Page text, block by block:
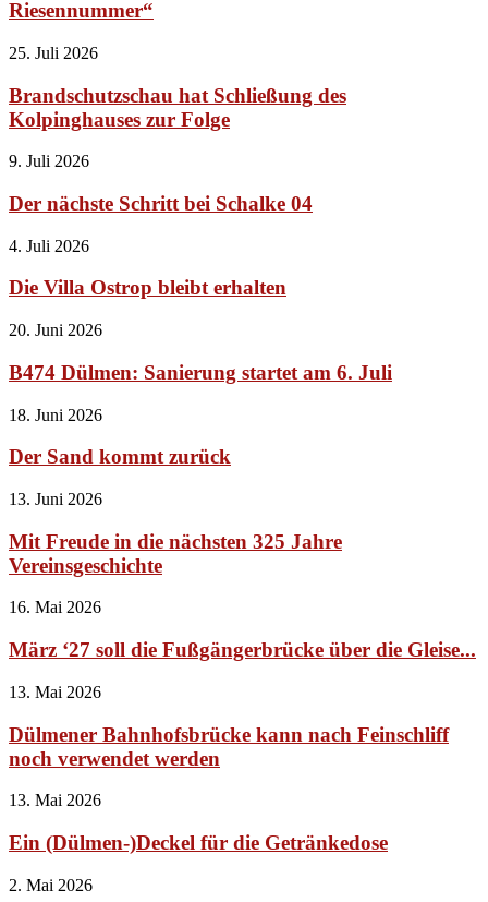
Riesennummer“
25. Juli 2026
Brandschutzschau hat Schließung des
Kolpinghauses zur Folge
9. Juli 2026
Der nächste Schritt bei Schalke 04
4. Juli 2026
Die Villa Ostrop bleibt erhalten
20. Juni 2026
B474 Dülmen: Sanierung startet am 6. Juli
18. Juni 2026
Der Sand kommt zurück
13. Juni 2026
Mit Freude in die nächsten 325 Jahre
Vereinsgeschichte
16. Mai 2026
März ‘27 soll die Fußgängerbrücke über die Gleise...
13. Mai 2026
Dülmener Bahnhofsbrücke kann nach Feinschliff
noch verwendet werden
13. Mai 2026
Ein (Dülmen-)Deckel für die Getränkedose
2. Mai 2026